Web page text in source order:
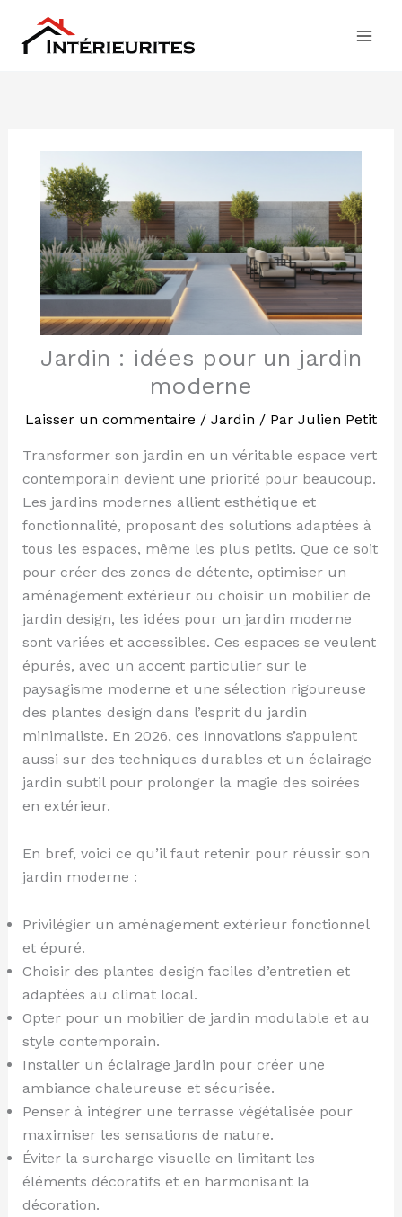
contenu
Jardin : idées pour un jardin
moderne
Laisser un commentaire / Jardin / Par Julien Petit
Transformer son jardin en un véritable espace vert
contemporain devient une priorité pour beaucoup.
Les jardins modernes allient esthétique et
fonctionnalité, proposant des solutions adaptées à
tous les espaces, même les plus petits. Que ce soit
pour créer des zones de détente, optimiser un
aménagement extérieur ou choisir un mobilier de
jardin design, les idées pour un jardin moderne
sont variées et accessibles. Ces espaces se veulent
épurés, avec un accent particulier sur le
paysagisme moderne et une sélection rigoureuse
des plantes design dans l’esprit du jardin
minimaliste. En 2026, ces innovations s’appuient
aussi sur des techniques durables et un éclairage
jardin subtil pour prolonger la magie des soirées
en extérieur.
En bref, voici ce qu’il faut retenir pour réussir son
jardin moderne :
Privilégier un aménagement extérieur fonctionnel
et épuré.
Choisir des plantes design faciles d’entretien et
adaptées au climat local.
Opter pour un mobilier de jardin modulable et au
style contemporain.
Installer un éclairage jardin pour créer une
ambiance chaleureuse et sécurisée.
Penser à intégrer une terrasse végétalisée pour
maximiser les sensations de nature.
Éviter la surcharge visuelle en limitant les
éléments décoratifs et en harmonisant la
décoration.